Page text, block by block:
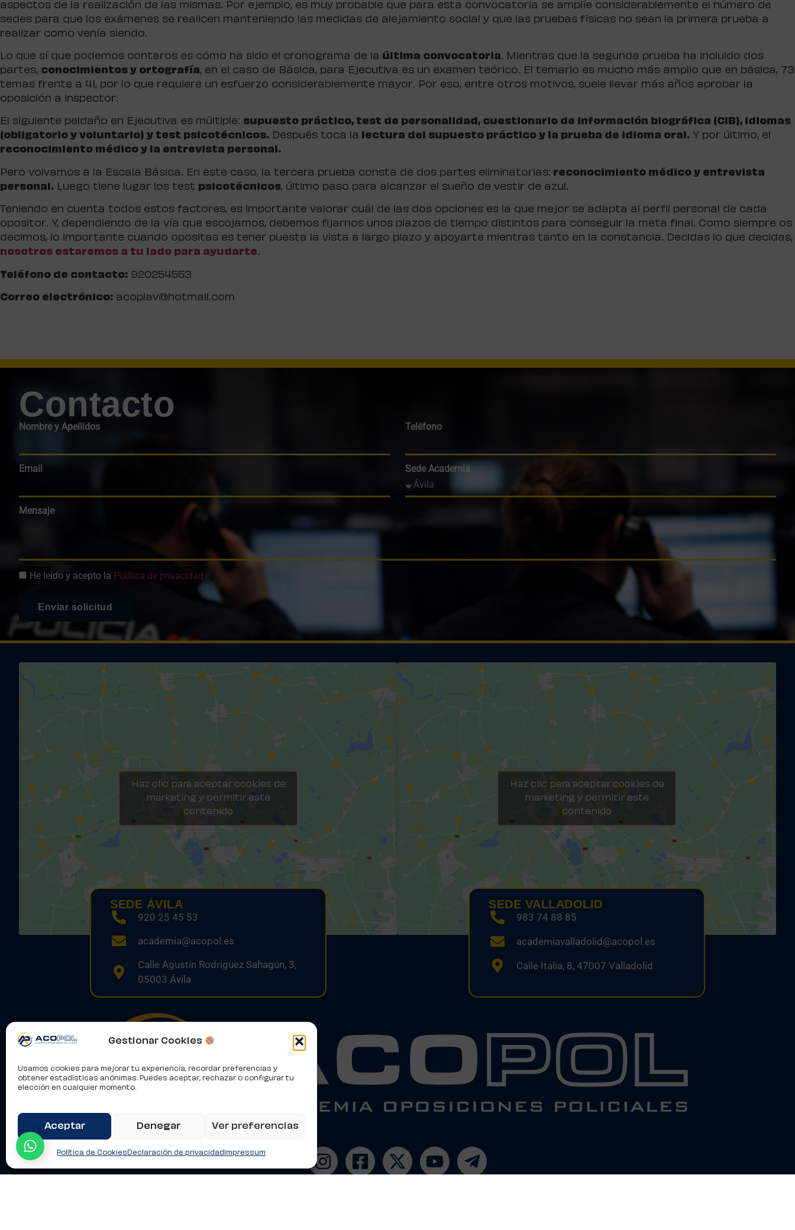
Gestionar Cookies
Usamos cookies para mejorar tu experiencia, recordar preferencias y
obtener estadísticas anónimas. Puedes aceptar, rechazar o configurar tu
elección en cualquier momento.
Aceptar Denegar Ver preferencias
Política de Cookies Declaración de privacidad Impressum
aspectos de la realización de las mismas. Por ejemplo, es muy probable que para esta convocatoria se amplíe considerablemente el número de
sedes para que los exámenes se realicen manteniendo las medidas de alejamiento social y que las pruebas físicas no sean la primera prueba a
realizar como venía siendo.
Lo que sí que podemos contaros es cómo ha sido el cronograma de la última convocatoria.
Mientras que la segunda prueba ha incluido dos
partes, conocimientos y ortografía, en el caso de Básica, para Ejecutiva es un examen teórico. El temario es mucho más amplio que en básica, 73
temas frente a 41, por lo que requiere un esfuerzo considerablemente mayor. Por eso, entre otros motivos, suele llevar más años aprobar la
oposición a inspector.
El siguiente peldaño en Ejecutiva es múltiple: supuesto práctico, test de personalidad, cuestionario de información biográfica (CIB), idiomas
(obligatorio y voluntario) y test psicotécnicos. Después toca la lectura del supuesto práctico y la prueba de idioma oral. Y por último, el
reconocimiento médico y la entrevista personal.
Pero volvamos a la Escala Básica. En este caso, la tercera prueba consta de dos partes eliminatorias: reconocimiento médico y entrevista
personal. Luego tiene lugar los test psicotécnicos, último paso para alcanzar el sueño de vestir de azul.
Teniendo en cuenta todos estos factores, es importante valorar cuál de las dos opciones es la que mejor se adapta al perfil personal de cada
opositor. Y, dependiendo de la vía que escojamos, debemos fijarnos unos plazos de tiempo distintos para conseguir la meta final. Como siempre os
decimos, lo importante cuando opositas es tener puesta la vista a largo plazo y apoyarte mientras tanto en la constancia. Decidas lo que decidas,
nosotros estaremos a tu lado para ayudarte.
Teléfono de contacto: 920254553
Correo electrónico: acoplav@hotmail.com
Contacto
Nombre y Apellidos Teléfono
Email Sede Academia
Mensaje
He leído y acepto la Política de privacidad
Enviar solicitud
Haz clic para aceptar cookies de
marketing y permitir este
contenido
SEDE ÁVILA
920 25 45 53
academia@acopol.es
Calle Agustín Rodriguez Sahagún, 3,
05003 Ávila
Haz clic para aceptar cookies de
marketing y permitir este
contenido
SEDE VALLADOLID
983 74 88 85
academiavalladolid@acopol.es
Calle Italia, 8, 47007 Valladolid
Hablemos